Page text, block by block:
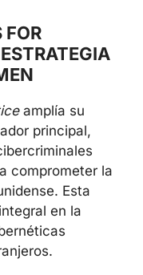
FOR
amplía su
principal,
comprometer la
Esta
en la